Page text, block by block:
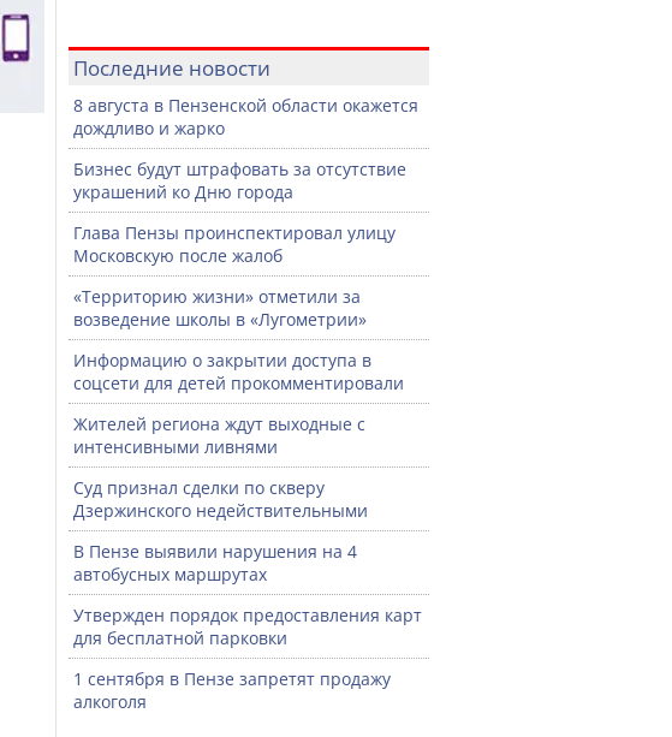
Последние новости
8 августа в Пензенской области окажется
дождливо и жарко
Бизнес будут штрафовать за отсутствие
украшений ко Дню города
Глава Пензы проинспектировал улицу
Московскую после жалоб
«Территорию жизни» отметили за
возведение школы в «Лугометрии»
Информацию о закрытии доступа в
соцсети для детей прокомментировали
Жителей региона ждут выходные с
интенсивными ливнями
Суд признал сделки по скверу
Дзержинского недействительными
В Пензе выявили нарушения на 4
автобусных маршрутах
Утвержден порядок предоставления карт
для бесплатной парковки
1 сентября в Пензе запретят продажу
алкоголя